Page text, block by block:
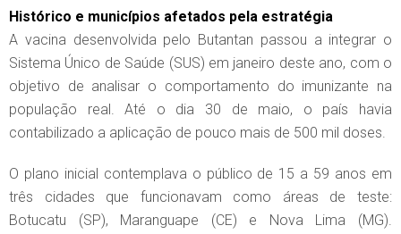
Histórico e municípios afetados pela estratégia
A vacina desenvolvida pelo Butantan passou a integrar o
Sistema Único de Saúde (SUS) em janeiro deste ano, com o
objetivo de analisar o comportamento do imunizante na
população real. Até o dia 30 de maio, o país havia
contabilizado a aplicação de pouco mais de 500 mil doses.
O plano inicial contemplava o público de 15 a 59 anos em
três cidades que funcionavam como áreas de teste:
Botucatu (SP), Maranguape (CE) e Nova Lima (MG).